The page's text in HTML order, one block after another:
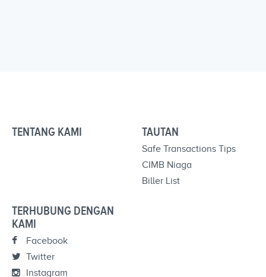
TENTANG KAMI TAUTAN
Safe Transactions Tips
CIMB Niaga
Biller List
TERHUBUNG DENGAN
KAMI
Facebook
Twitter
Instagram